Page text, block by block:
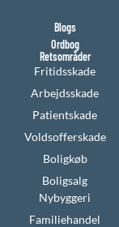
Blogs
Ordbog
Retsområder
Fritidsskade
Arbejdsskade
Patientskade
Voldsofferskade
Boligkøb
Boligsalg
Nybyggeri
Familiehandel